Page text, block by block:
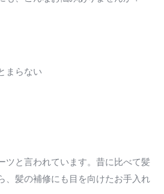
まらない
ツと言われています。昔に比べて髪
、髪の補修にも目を向けたお手入れ